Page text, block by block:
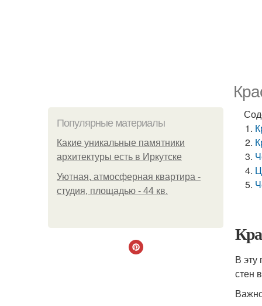
Популярные материалы
Какие уникальные памятники
архитектуры есть в Иркутске
Уютная, атмосферная квартира -
студия, площадью - 44 кв.
В эту
стен